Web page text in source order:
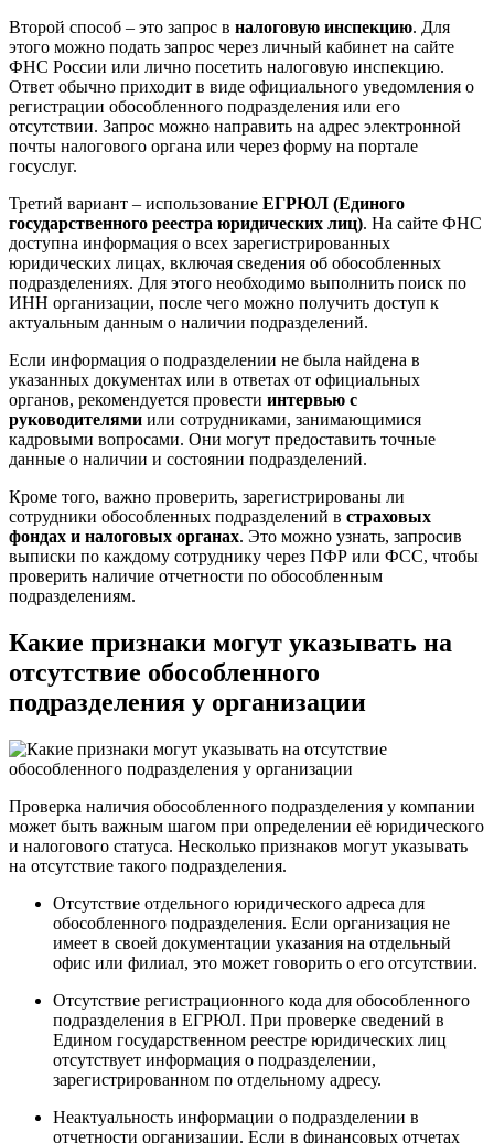
Второй способ – это запрос в налоговую инспекцию. Для
этого можно подать запрос через личный кабинет на сайте
ФНС России или лично посетить налоговую инспекцию.
Ответ обычно приходит в виде официального уведомления о
регистрации обособленного подразделения или его
отсутствии. Запрос можно направить на адрес электронной
почты налогового органа или через форму на портале
госуслуг.
Третий вариант – использование ЕГРЮЛ (Единого
государственного реестра юридических лиц). На сайте ФНС
доступна информация о всех зарегистрированных
юридических лицах, включая сведения об обособленных
подразделениях. Для этого необходимо выполнить поиск по
ИНН организации, после чего можно получить доступ к
актуальным данным о наличии подразделений.
Если информация о подразделении не была найдена в
указанных документах или в ответах от официальных
органов, рекомендуется провести интервью с
руководителями или сотрудниками, занимающимися
кадровыми вопросами. Они могут предоставить точные
данные о наличии и состоянии подразделений.
Кроме того, важно проверить, зарегистрированы ли
сотрудники обособленных подразделений в страховых
фондах и налоговых органах. Это можно узнать, запросив
выписки по каждому сотруднику через ПФР или ФСС, чтобы
проверить наличие отчетности по обособленным
подразделениям.
Какие признаки могут указывать на
отсутствие обособленного
подразделения у организации
Проверка наличия обособленного подразделения у компании
может быть важным шагом при определении её юридического
и налогового статуса. Несколько признаков могут указывать
на отсутствие такого подразделения.
Отсутствие отдельного юридического адреса для
обособленного подразделения. Если организация не
имеет в своей документации указания на отдельный
офис или филиал, это может говорить о его отсутствии.
Отсутствие регистрационного кода для обособленного
подразделения в ЕГРЮЛ. При проверке сведений в
Едином государственном реестре юридических лиц
отсутствует информация о подразделении,
зарегистрированном по отдельному адресу.
Неактуальность информации о подразделении в
отчетности организации. Если в финансовых отчетах